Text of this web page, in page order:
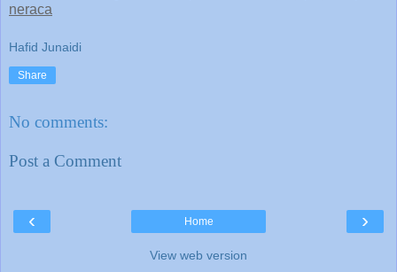
neraca
Hafid Junaidi
Share
No comments:
Post a Comment
‹ ›
Home
View web version